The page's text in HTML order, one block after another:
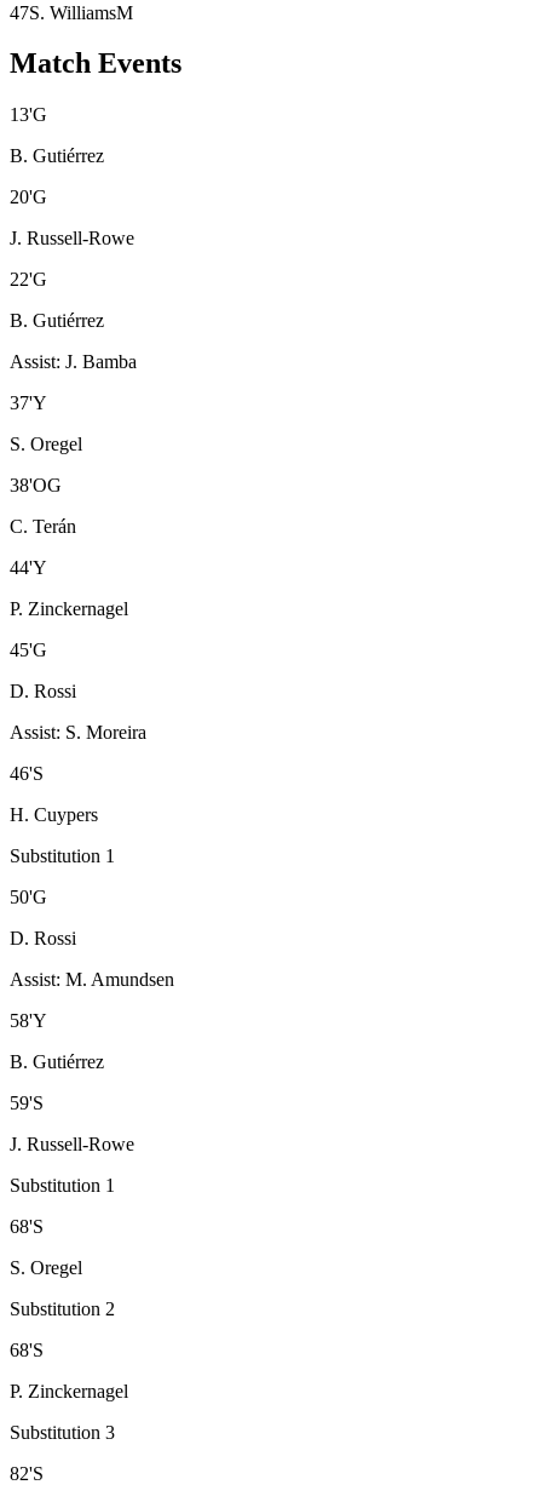
47S. WilliamsM
Match Events
13'G
B. Gutiérrez
20'G
J. Russell-Rowe
22'G
B. Gutiérrez
Assist: J. Bamba
37'Y
S. Oregel
38'OG
C. Terán
44'Y
P. Zinckernagel
45'G
D. Rossi
Assist: S. Moreira
46'S
H. Cuypers
Substitution 1
50'G
D. Rossi
Assist: M. Amundsen
58'Y
B. Gutiérrez
59'S
J. Russell-Rowe
Substitution 1
68'S
S. Oregel
Substitution 2
68'S
P. Zinckernagel
Substitution 3
82'S